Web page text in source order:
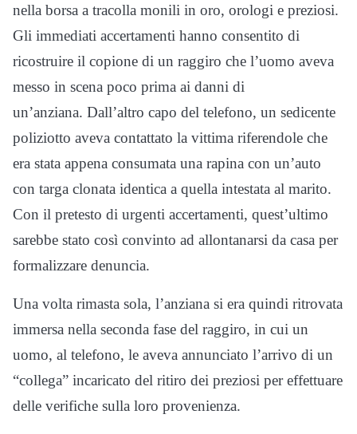
nella borsa a tracolla monili in oro, orologi e preziosi.
Gli immediati accertamenti hanno consentito di
ricostruire il copione di un raggiro che l’uomo aveva
messo in scena poco prima ai danni di
un’anziana. Dall’altro capo del telefono, un sedicente
poliziotto aveva contattato la vittima riferendole che
era stata appena consumata una rapina con un’auto
con targa clonata identica a quella intestata al marito.
Con il pretesto di urgenti accertamenti, quest’ultimo
sarebbe stato così convinto ad allontanarsi da casa per
formalizzare denuncia.
Una volta rimasta sola, l’anziana si era quindi ritrovata
immersa nella seconda fase del raggiro, in cui un
uomo, al telefono, le aveva annunciato l’arrivo di un
“collega” incaricato del ritiro dei preziosi per effettuare
delle verifiche sulla loro provenienza.